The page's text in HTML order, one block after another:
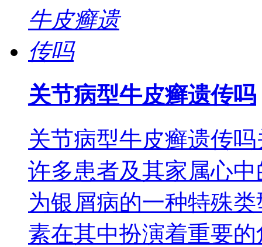
关节病型牛皮癣遗传吗
关节病型牛皮癣遗传
许多患者及其家属心
为银屑病的一种特殊
素在其中扮演着重要